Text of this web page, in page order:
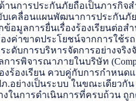
นการประกันภัยถือเป็นภารกิ
เคลื่อนแผนพัฒนาการประกัน
ลการยื่นเรื่องร้องเรียนต่อส
งค่าขาดประโยชน์จากการใ
ดับการบริหารจัดการอย่างจ
ารพิจารณาภายในบริษัท
ร้องเรียน ควบคู่กับการกำหน
อย่างเป็นระบบ ในขณะเดียว
ในการดำเนินการที่ครบถ้วน